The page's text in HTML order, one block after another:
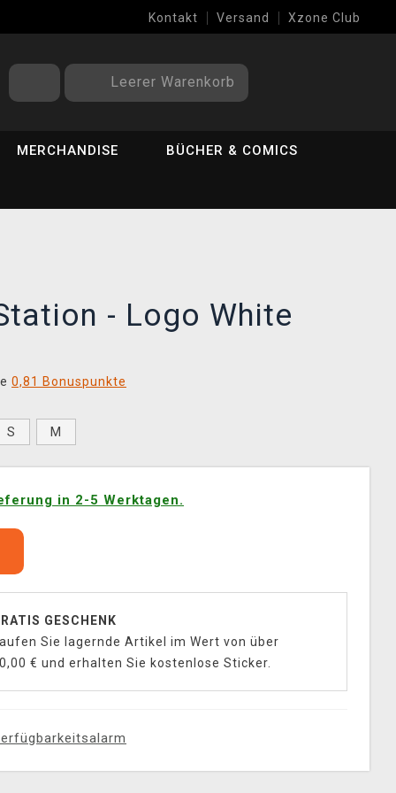
Kontakt Versand Xzone Club
Leerer Warenkorb
MERCHANDISE BÜCHER & COMICS
- Logo White
0,81 Bonuspunkte
S M
in 2-5 Werktagen.
GESCHENK
Sie lagernde Artikel im Wert von über
€ und erhalten Sie kostenlose Sticker.